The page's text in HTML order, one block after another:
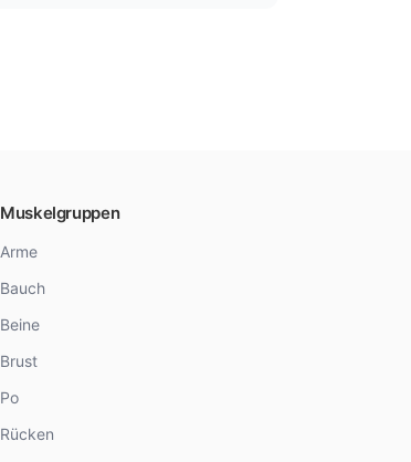
Muskelgruppen
Arme
Bauch
Beine
Brust
Po
Rücken